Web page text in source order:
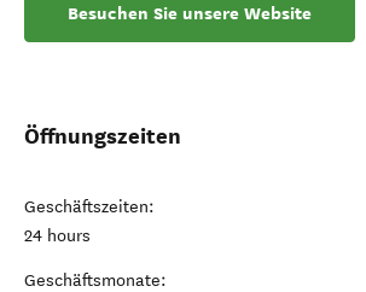
Besuchen Sie unsere Website
Öffnungszeiten
Geschäftszeiten:
24 hours
Geschäftsmonate: